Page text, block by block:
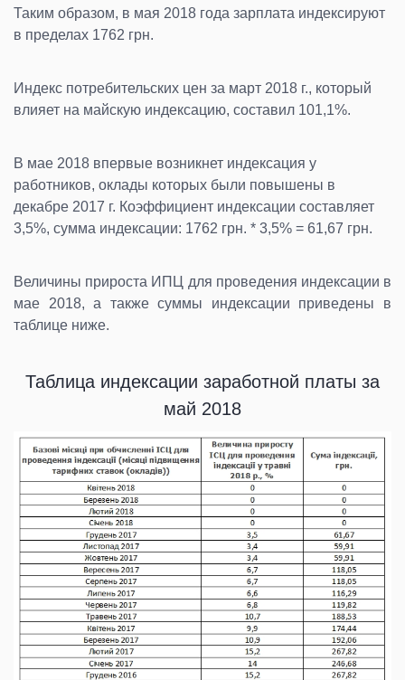
Таким образом, в мая 2018 года зарплата индексируют
в пределах 1762 грн.
Индекс потребительских цен за март 2018 г., который
влияет на майскую индексацию, составил 101,1%.
В мае 2018 впервые возникнет индексация у
работников, оклады которых были повышены в
декабре 2017 г. Коэффициент индексации составляет
3,5%, сумма индексации: 1762 грн. * 3,5% = 61,67 грн.
Величины прироста ИПЦ для проведения индексации в
мае 2018, а также суммы индексации приведены в
таблице ниже.
Таблица индексации заработной платы за
май 2018